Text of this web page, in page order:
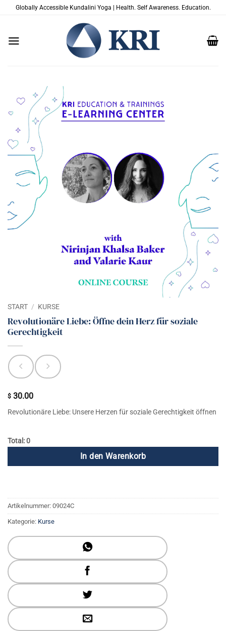
ZumGlobally Accessible Kundalini Yoga | Health. Self Awareness. Education.
START / KURSE
Revolutionäre Liebe: Öffne dein Herz für soziale
Gerechtigkeit
$ 30.00
Revolutionäre Liebe: Unsere Herzen für soziale Gerechtigkeit öffnen
Total: 0
In den Warenkorb
Artikelnummer: 09024C
Kategorie: Kurse